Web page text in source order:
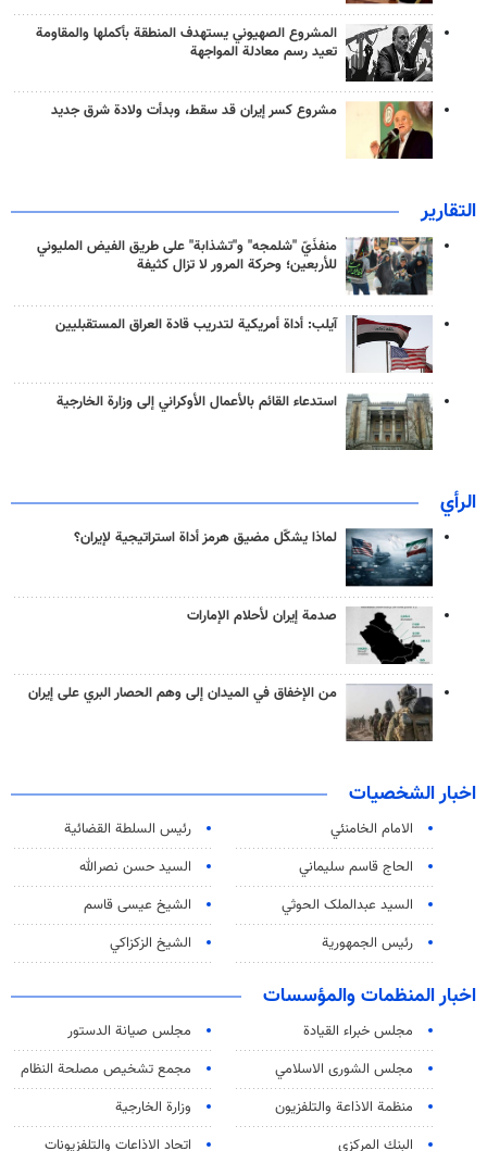
المشروع الصهيوني يستهدف المنطقة بأكملها والمقاومة
تعيد رسم معادلة المواجهة
مشروع كسر إيران قد سقط، وبدأت ولادة شرق جديد
التقارير
منفذَيّ "شلمجه" و"تشذابة" على طريق الفيض المليوني
للأربعين؛ وحركة المرور لا تزال كثيفة
آيلب: أداة أمريكية لتدريب قادة العراق المستقبليين
استدعاء القائم بالأعمال الأوكراني إلى وزارة الخارجية
الرأي
لماذا يشكّل مضيق هرمز أداة استراتيجية لإيران؟
صدمة إيران لأحلام الإمارات
من الإخفاق في الميدان إلى وهم الحصار البري على إيران
اخبار الشخصيات
الامام الخامنئي
رئیس السلطة القضائیة
الحاج قاسم سليماني
السيد حسن نصرالله
السید عبدالملک الحوثي
الشيخ عيسى قاسم
رئيس الجمهورية
الشيخ الزكزاكي
اخبار المنظمات والمؤسسات
مجلس خبراء القيادة
مجلس صيانة الدستور
مجلس الشورى الاسلامي
مجمع تشخيص مصلحة النظام
منظمة الاذاعة والتلفزیون
وزارة الخارجية
البنك المركزي
اتحاد الاذاعات والتلفزيونات